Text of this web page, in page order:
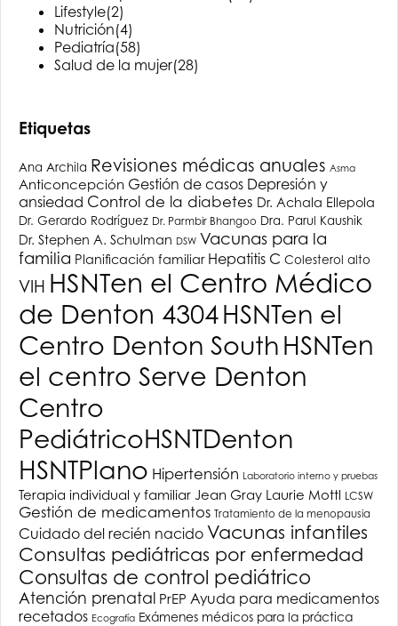
Lifestyle(2)
Nutrición(4)
Pediatría(58)
Salud de la mujer(28)
Etiquetas
Ana Archila Revisiones médicas anuales Asma
Anticoncepción Gestión de casos Depresión y
ansiedad Control de la diabetes Dr. Achala Ellepola
Dr. Gerardo Rodríguez Dr. Parmbir Bhangoo Dra. Parul Kaushik
Dr. Stephen A. Schulman DSW Vacunas para la
familia Planificación familiar Hepatitis C Colesterol alto
VIH HSNTen el Centro Médico
de Denton 4304HSNTen el
Centro Denton South HSNTen
el centro Serve Denton
Centro
PediátricoHSNTDenton
HSNTPlano Hipertensión Laboratorio interno y pruebas
Terapia individual y familiar Jean Gray Laurie Mottl LCSW
Gestión de medicamentos Tratamiento de la menopausia
Cuidado del recién nacido Vacunas infantiles
Consultas pediátricas por enfermedad
Consultas de control pediátrico
Atención prenatal PrEP Ayuda para medicamentos
recetados Ecografía Exámenes médicos para la práctica